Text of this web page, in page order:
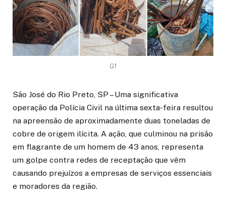
G1
São José do Rio Preto, SP – Uma significativa
operação da Polícia Civil na última sexta-feira resultou
na apreensão de aproximadamente duas toneladas de
cobre de origem ilícita. A ação, que culminou na prisão
em flagrante de um homem de 43 anos, representa
um golpe contra redes de receptação que vêm
causando prejuízos a empresas de serviços essenciais
e moradores da região.